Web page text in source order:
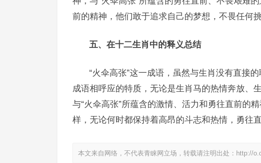
前的精神，他们敢于追求自己的梦想，不畏任何挑
五、在十二生肖中的释义总结
“火伞高张”这一成语，虽然与生肖没有直接
成语相呼应的特质，无论是生肖马的热情奔放、
与“火伞高张”所蕴含的激情、活力和勇往直前的
样，无论何时都保持着高昂的斗志和热情，勇往
本文来自网络，不代表青睐网立场，转载请注明出处： http://